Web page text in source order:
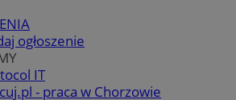
ogłoszenie
IT
- praca w Chorzowie